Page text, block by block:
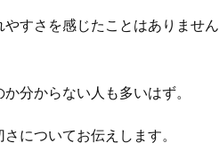
すさを感じたことはありません
分からない人も多いはず。
についてお伝えします。